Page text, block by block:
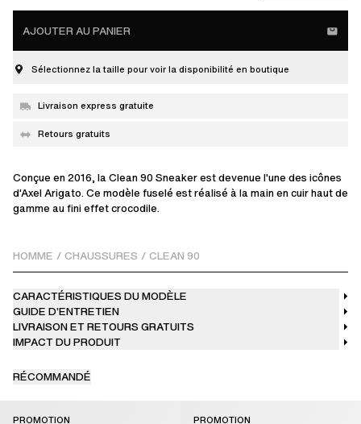
AJOUTER AU PANIER
Sélectionnez la taille pour voir la disponibilité en boutique
Livraison express gratuite
Retours gratuits
Conçue en 2016, la Clean 90 Sneaker est devenue l'une des icônes
d'Axel Arigato. Ce modèle fuselé est réalisé à la main en cuir haut de
gamme au fini effet crocodile.
HOMME / CHAUSSURES / CLEAN 90
CARACTÉRISTIQUES DU MODÈLE
GUIDE D’ENTRETIEN
LIVRAISON ET RETOURS GRATUITS
IMPACT DU PRODUIT
RÉCOMMANDÉ
PROMOTION PROMOTION